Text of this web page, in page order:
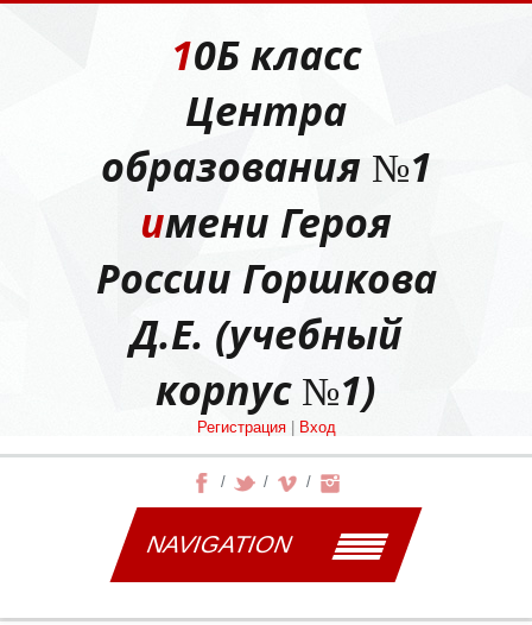
10Б класс
Центра
образования №1
имени Героя
России Горшкова
Д.Е. (учебный
корпус №1)
Регистрация| Вход
NAVIGATION